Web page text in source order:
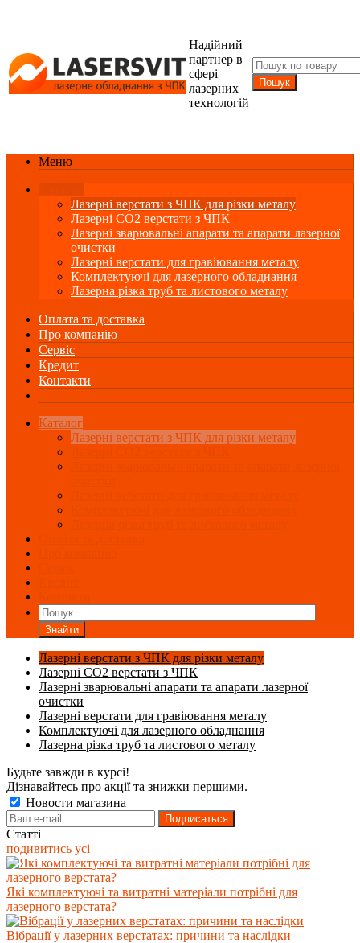
Надійний
партнер в
сфері
лазерних
технологій
Меню
Лазерні верстати з ЧПК для різки металу
Лазерні СО2 верстати з ЧПК
Лазерні зварювальні апарати та апарати лазерної
очистки
Лазерні верстати для гравіювання металу
Комплектуючі для лазерного обладнання
Лазерна різка труб та листового металу
Оплата та доставка
Про компанію
Сервіс
Кредит
Контакти
Каталог
Лазерні верстати з ЧПК для різки металу
Знайти
Лазерні верстати з ЧПК для різки металу
Лазерні СО2 верстати з ЧПК
Лазерні зварювальні апарати та апарати лазерної
очистки
Лазерні верстати для гравіювання металу
Комплектуючі для лазерного обладнання
Лазерна різка труб та листового металу
Будьте завжди в курсі!
Дізнавайтесь про акції та знижки першими.
Новости магазина
Статті
подивитись усі
Які комплектуючі та витратні матеріали потрібні для
лазерного верстата?
Вібрації у лазерних верстатах: причини та наслідки